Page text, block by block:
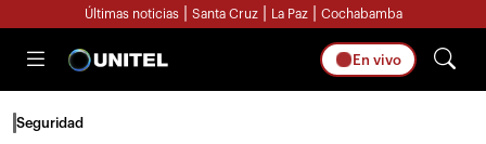
Últimas noticias Santa Cruz La Paz Cochabamba
En vivo
Seguridad